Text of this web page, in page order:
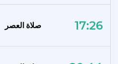
صلاة العصر 17:26